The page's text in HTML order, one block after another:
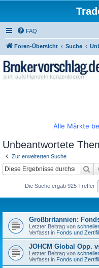
FAQ
Foren-Übersicht Suche
Alle Märkte
Unbeantwortete
Zur erweiterten Suche
Die Suche ergab 925 Treffer
Großbritannien:
Letzter Beitrag von
Verfasst in Fonds und
JOHCM Global Opp.
Letzter Beitrag von
Verfasst in Fonds und